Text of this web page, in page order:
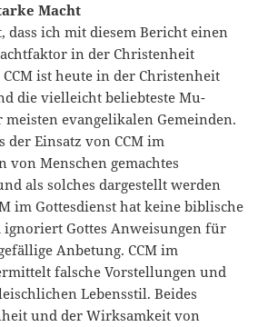
Macht
dass ich mit diesem Bericht einen
in der Christenheit
ist heute in der Christenheit
die vielleicht beliebteste Mu­
evangelikalen Gemeinden.
der Einsatz von CCM im
von Menschen gemachtes
als solches dargestellt werden
im Gottesdienst hat keine bi­blische
ignoriert Gottes Anweisungen für
Anbetung. CCM im
falsche Vorstellungen und
Lebensstil. Beides
und der Wirksamkeit von